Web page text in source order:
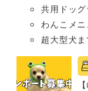
共用ドッグ
わんこメ
超大型犬ま